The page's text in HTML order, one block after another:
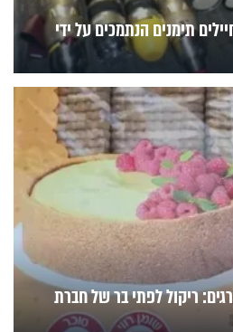
תימנים הנתמכים על ידי
ריקול לפתי בר של חברת